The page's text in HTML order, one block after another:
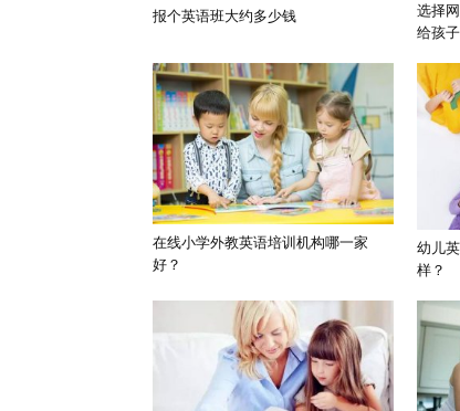
报个英语班大约多少钱
选择
给孩
在线小学外教英语培训机构哪一家
好？
幼儿
样？